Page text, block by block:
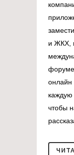
и ЖКХ,
онлайн
чтобы